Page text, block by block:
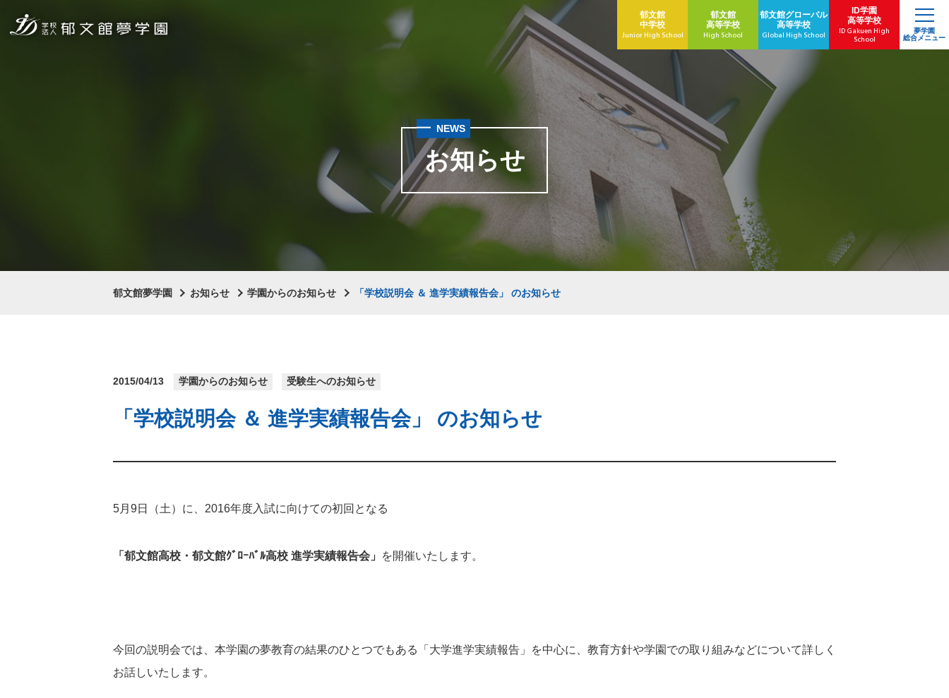
郁文館
中学校
Junior High School
郁文館
高等学校
High School
郁文館グローバル
高等学校
Global High School
ID学園
高等学校
ID Gakuen High
School
夢学園
総合メニュー
お知らせ
NEWS
郁文館夢学園 お知らせ 学園からのお知らせ 「学校説明会 ＆ 進学実績報告会」 のお知らせ
2015/04/13 学園からのお知らせ 受験生へのお知らせ
「学校説明会 ＆ 進学実績報告会」 のお知らせ
5月9日（土）に、2016年度入試に向けての初回となる
「郁文館高校・郁文館ｸﾞﾛｰﾊﾞﾙ高校 進学実績報告会」 を開催いたします。
今回の説明会では、本学園の夢教育の結果のひとつでもある「大学進学実績報告」を中心に、教育方針や学園での取り組みなどについて詳しく
お話しいたします。